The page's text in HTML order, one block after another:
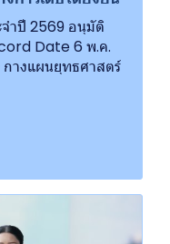
ำปี 2569 อนุมัติ
Date 6 พ.ค.
างแผนยุทธศาสตร์